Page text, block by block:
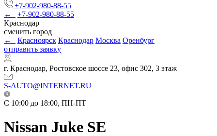
+7-902-980-88-55
←
+7-902-980-88-55
Краснодар
сменить город
←
Красноярск Краснодар Москва Оренбург
отправить заявку
г. Краснодар, Ростовское шоссе 23, офис 302, 3 этаж
S-AUTO@INTERNET.RU
C 10:00 до 18:00, ПН-ПТ
Nissan Juke SE